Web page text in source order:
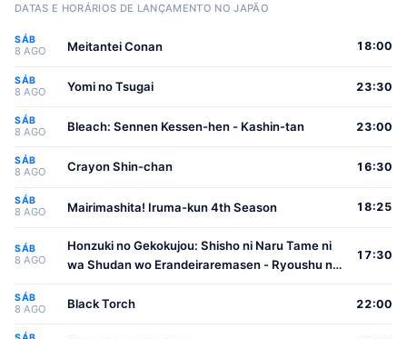
DATAS E HORÁRIOS DE LANÇAMENTO NO JAPÃO
SÁB
8 AGO Meitantei Conan 18:00
SÁB
8 AGO Yomi no Tsugai 23:30
SÁB
8 AGO Bleach: Sennen Kessen-hen - Kashin-tan 23:00
SÁB
8 AGO Crayon Shin-chan 16:30
SÁB
8 AGO Mairimashita! Iruma-kun 4th Season 18:25
SÁB
8 AGO
Honzuki no Gekokujou: Shisho ni Naru Tame ni
wa Shudan wo Erandeiraremasen - Ryoushu no
17:30
SÁB
8 AGO Black Torch 22:00